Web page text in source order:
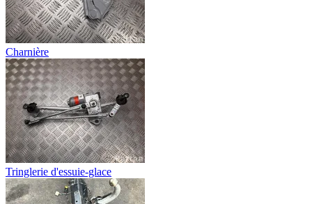
Charnière
Tringlerie d'essuie-glace